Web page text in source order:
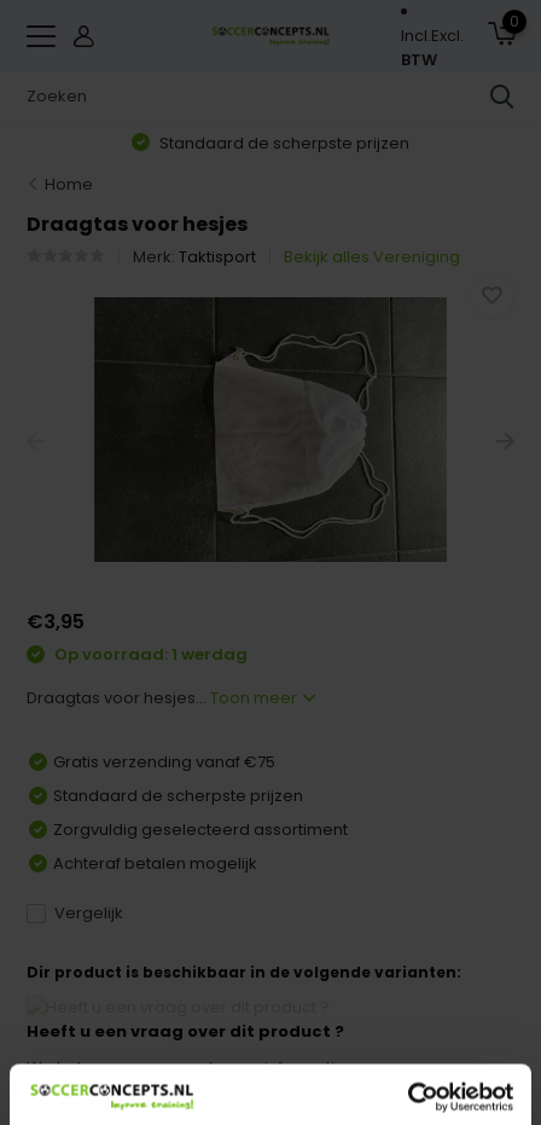
Incl.Excl.
BTW
0
Standaard de scherpste prijzen
Home
Draagtas voor hesjes
Merk:Taktisport Bekijk alles Vereniging
€3,95
Op voorraad: 1 werdag
Draagtas voor hesjes...Toon meer
Gratis verzending vanaf €75
Standaard de scherpste prijzen
Zorgvuldig geselecteerd assortiment
Achteraf betalen mogelijk
Vergelijk
Dir product is beschikbaar in de volgende varianten:
Heeft u een vraag over dit product ?
We helpen u graag met meer informatie
Verstuur email